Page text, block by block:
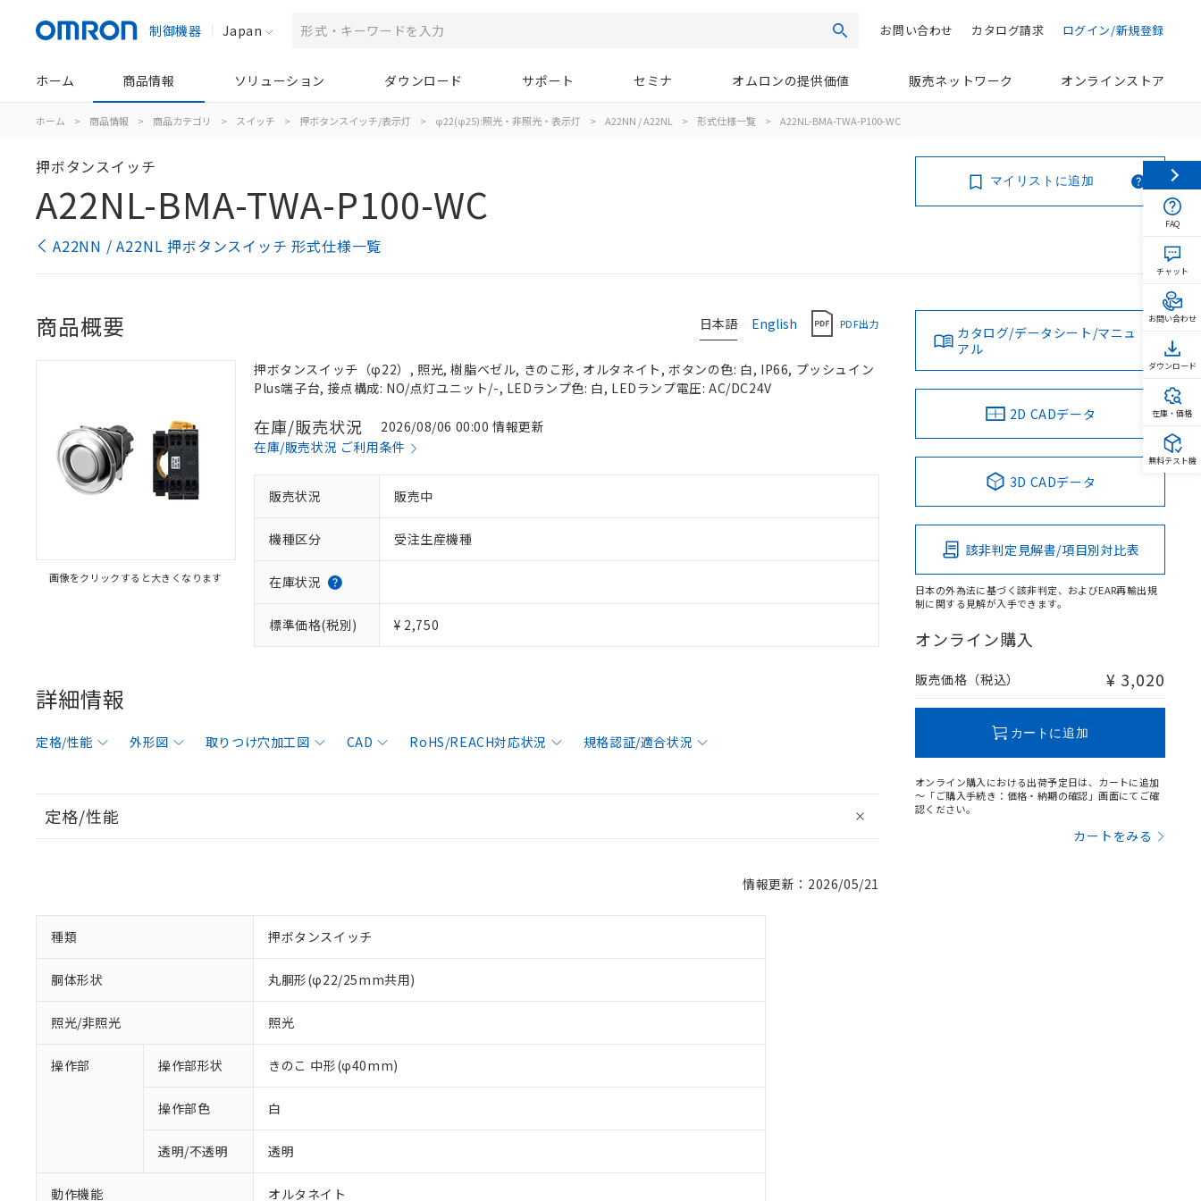
制御機器 Japan 検索 ログイン/新規登録
カタログ請求
お問い合わせ
ホーム 商品情報 ソリューション ダウンロード サポート セミナ オムロンの提供価値 販売ネットワーク オンラインストア
ホーム > 商品情報 > 商品カテゴリ > スイッチ > 押ボタンスイッチ/表示灯 > φ22(φ25):照光・非照光・表示灯 > A22NN / A22NL > 形式仕様一覧 > A22NL-BMA-TWA-P100-WC
押ボタンスイッチ
A22NL-BMA-TWA-P100-WC
A22NN / A22NL 押ボタンスイッチ 形式仕様一覧
マイリストに追加
日本語 English PDF出力
商品概要
画像をクリックすると大きくなります
押ボタンスイッチ（φ22）, 照光, 樹脂ベゼル, きのこ形, オルタネイト, ボタンの色: 白, IP66, プッシュイン
Plus端子台, 接点構成: NO/点灯ユニット/-, LEDランプ色: 白, LEDランプ電圧: AC/DC24V
在庫/販売状況
2026/08/06 00:00 情報更新
在庫/販売状況 ご利用条件
販売状況 販売中
機種区分 受注生産機種
在庫状況
標準価格(税別) ¥ 2,750
詳細情報
定格/性能 外形図 取りつけ穴加工図 CAD RoHS/REACH対応状況 規格認証/適合状況
定格/性能
情報更新：2026/05/21
種類 押ボタンスイッチ
胴体形状 丸胴形(φ22/25mm共用)
照光/非照光 照光
操作部 操作部形状 きのこ 中形(φ40mm)
操作部色 白
透明/不透明 透明
動作機能 オルタネイト
カタログ/データシート/マニュ
アル
2D CADデータ
3D CADデータ
該非判定見解書/項目別対比表
日本の外為法に基づく該非判定、およびEAR再輸出規
制に関する見解が入手できます。
オンライン購入
販売価格（税込） ¥ 3,020
カートに追加
オンライン購入における出荷予定日は、カートに追加
～「ご購入手続き：価格・納期の確認」画面にてご確
認ください。
カートをみる
FAQ
チャット
お問い合わせ
ダウンロード
在庫・価格
無料テスト機